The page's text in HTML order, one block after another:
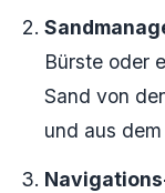
Bürste oder
Sand von
und aus